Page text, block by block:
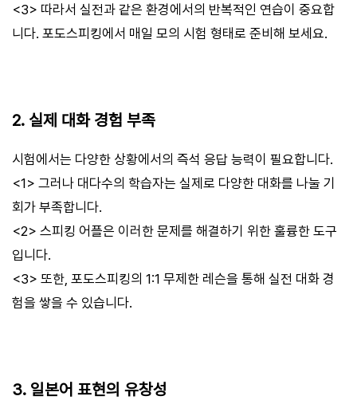
<3> 따라서 실전과 같은 환경에서의 반복적인 연습이 중요합
니다. 포도스피킹에서 매일 모의 시험 형태로 준비해 보세요.
2. 실제 대화 경험 부족
시험에서는 다양한 상황에서의 즉석 응답 능력이 필요합니다.
<1> 그러나 대다수의 학습자는 실제로 다양한 대화를 나눌 기
회가 부족합니다.
<2> 스피킹 어플은 이러한 문제를 해결하기 위한 훌륭한 도구
입니다.
<3> 또한, 포도스피킹의 1:1 무제한 레슨을 통해 실전 대화 경
험을 쌓을 수 있습니다.
3. 일본어 표현의 유창성